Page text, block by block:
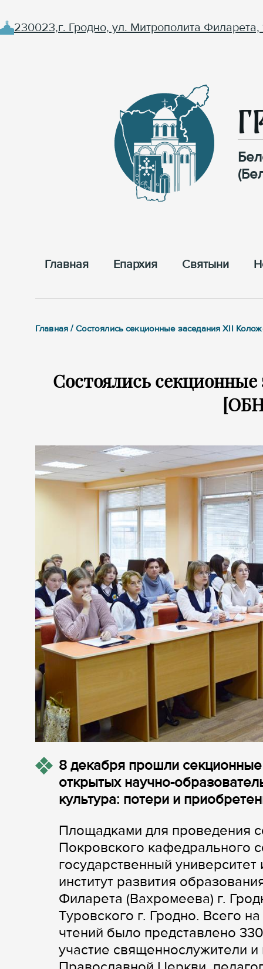
230023,г. Гродно, ул. Митрополита Филарета,
Главная Епархия Cвятыни
Главная / Состоялись секционные заседания XII
Состоялись
8 декабря прошли
открытых научно-
культура: потери и
Площадками для проведения
Покровского кафедрального
государственный
институт развития
Филарета (Вахромеева) г.
Туровского г. Гродно. Всего
чтений было представлено
участие священнослужители